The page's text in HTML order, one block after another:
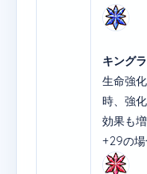
キング
生命強
時、強
効果も
+29の場